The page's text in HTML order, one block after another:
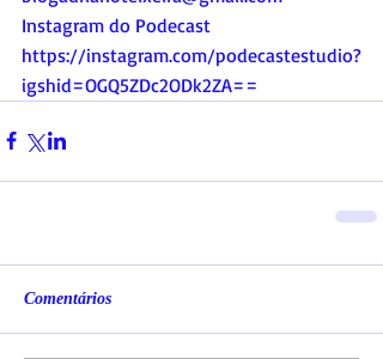
Instagram do Podecast
https://instagram.com/podecastestudio?
igshid=OGQ5ZDc2ODk2ZA==
Comentários